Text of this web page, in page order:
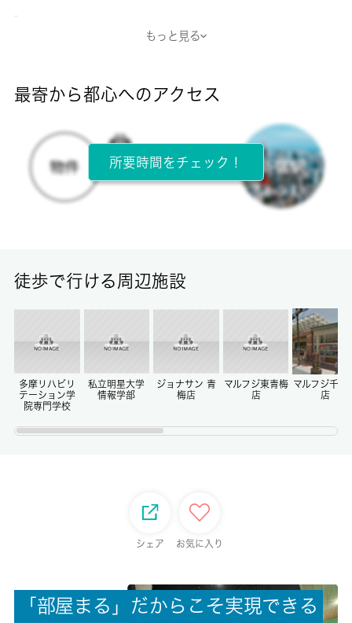
-
所在階
5階 / 5階建
-/-
駐車場/料金
もっと見る
最寄から都心へのアクセス
所要時間をチェック！
徒歩で行ける周辺施設
多摩リハビリ
テーション学
院専門学校
私立明星大学
情報学部
ジョナサン 青
梅店
マルフジ東青梅
店
マルフジ千ヶ
店
シェア お気に入り
「 部屋 ま る 」 だ か ら こ そ実現で き る